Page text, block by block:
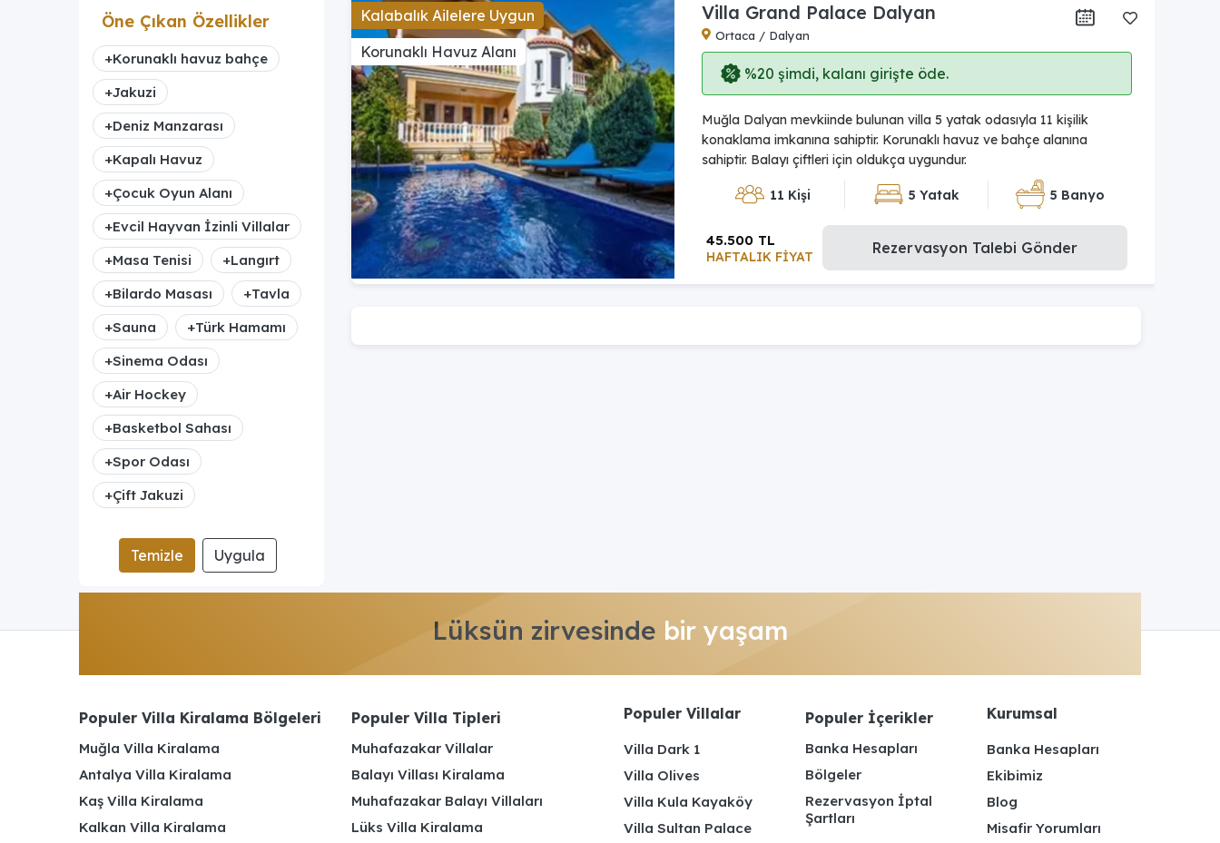
Öne Çıkan Özellikler
+Korunaklı havuz bahçe
+Jakuzi
+Deniz Manzarası
+Kapalı Havuz
+Çocuk Oyun Alanı
+Evcil Hayvan İzinli Villalar
+Masa Tenisi +Langırt
+Bilardo Masası +Tavla
+Sauna +Türk Hamamı
+Sinema Odası
+Air Hockey
+Basketbol Sahası
+Spor Odası
+Çift Jakuzi
Temizle Uygula
Kalabalık Ailelere Uygun
Korunaklı Havuz Alanı
Villa Grand Palace Dalyan
Ortaca / Dalyan
%20 şimdi, kalanı girişte öde.
Muğla Dalyan mevkiinde bulunan villa 5 yatak odasıyla 11 kişilik
konaklama imkanına sahiptir. Korunaklı havuz ve bahçe alanına
sahiptir. Balayı çiftleri için oldukça uygundur.
11 Kişi 5 Yatak 5 Banyo
HAFTALIK FİYAT
45.500 TL Rezervasyon Talebi Gönder
Lüksün zirvesinde bir yaşam
Populer Villa Kiralama Bölgeleri
Muğla Villa Kiralama
Antalya Villa Kiralama
Kaş Villa Kiralama
Kalkan Villa Kiralama
Populer Villa Tipleri
Muhafazakar Villalar
Balayı Villası Kiralama
Muhafazakar Balayı Villaları
Lüks Villa Kiralama
Populer Villalar
Villa Dark 1
Villa Olives
Villa Kula Kayaköy
Villa Sultan Palace
Populer İçerikler
Banka Hesapları
Bölgeler
Rezervasyon İptal
Şartları
Kurumsal
Banka Hesapları
Ekibimiz
Blog
Misafir Yorumları